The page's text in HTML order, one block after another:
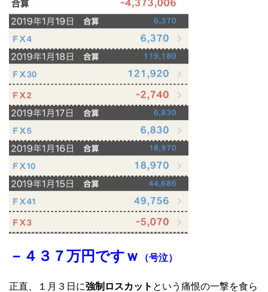
－４３７万円ですｗ （号泣）
正直、１月３日に強制ロスカット という痛恨の一撃を食ら